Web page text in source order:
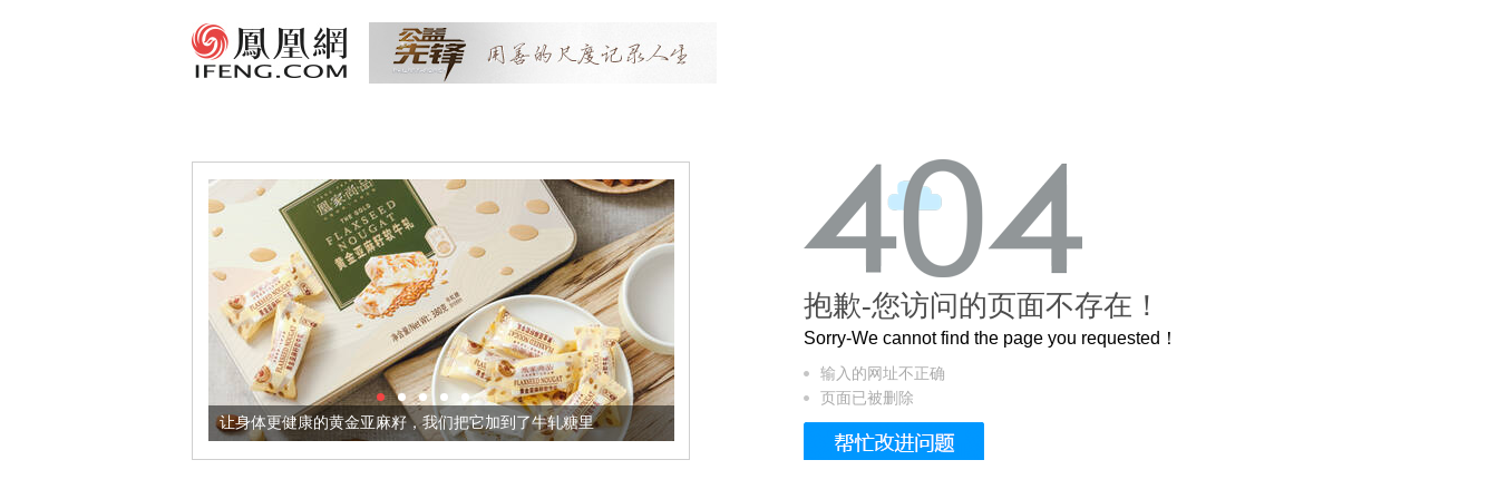
让身体更健康的黄金亚麻籽，我们把它加到了牛轧糖里 被列入佛家七宝的它到底有多美？
抱歉-您访问的页面不存在！
Sorry-We cannot find the page you requested！
输入的网址不正确
页面已被删除